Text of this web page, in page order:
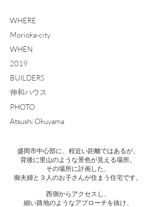
WHERE
Morioka-city
WHEN
2019
BUILDERS
​伸和ハウス
PHOTO
Atsushi Okuyama
盛岡市中心部に、程近い距離ではあるが、
背後に里山のような景色が見える場所。
その場所に計画した、
御夫婦と３人のお子さんが住まう住宅です。
西側からアクセスし、
細い路地のようなアプローチを抜け、